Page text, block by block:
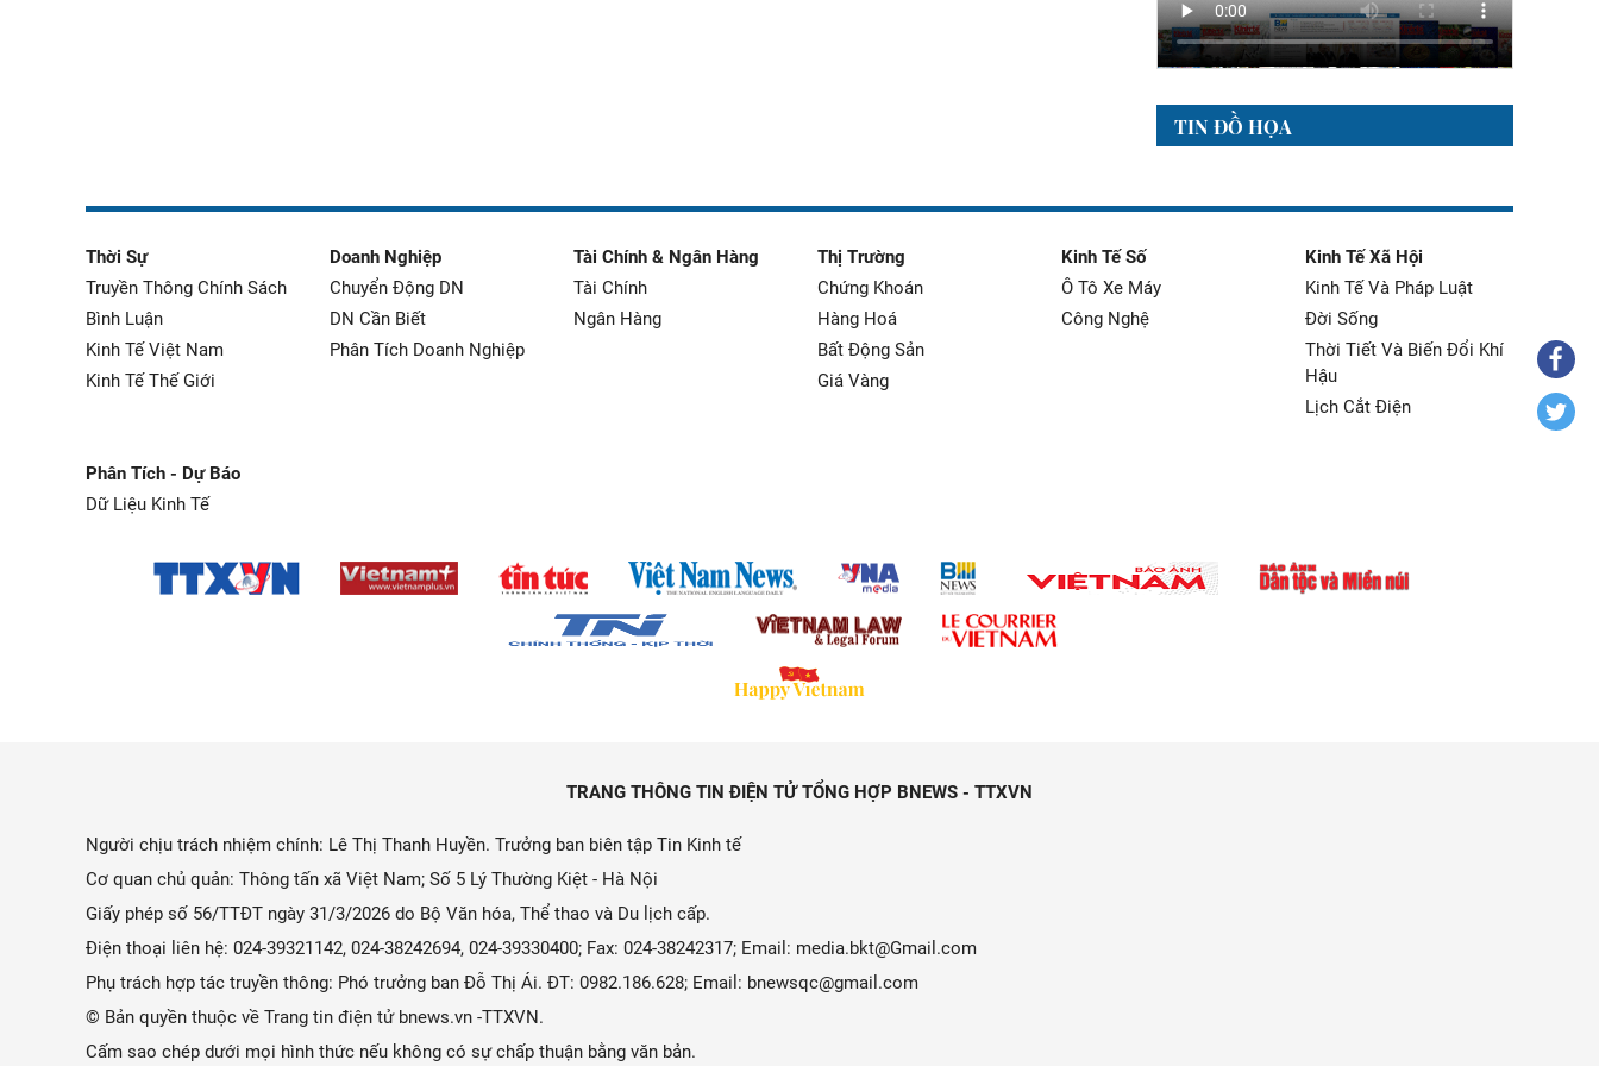
TIN ĐỒ HỌA
Thời Sự
Truyền Thông Chính Sách
Bình Luận
Kinh Tế Việt Nam
Kinh Tế Thế Giới
Doanh Nghiệp
Chuyển Động DN
DN Cần Biết
Phân Tích Doanh Nghiệp
Tài Chính & Ngân Hàng
Tài Chính
Ngân Hàng
Thị Trường
Chứng Khoán
Hàng Hoá
Bất Động Sản
Giá Vàng
Kinh Tế Số
Ô Tô Xe Máy
Công Nghệ
Kinh Tế Xã Hội
Kinh Tế Và Pháp Luật
Đời Sống
Thời Tiết Và Biến Đổi Khí
Hậu
Lịch Cắt Điện
Phân Tích - Dự Báo
Dữ Liệu Kinh Tế
TRANG THÔNG TIN ĐIỆN TỬ TỔNG HỢP BNEWS - TTXVN
Người chịu trách nhiệm chính: Lê Thị Thanh Huyền. Trưởng ban biên tập Tin Kinh tế
Cơ quan chủ quản: Thông tấn xã Việt Nam; Số 5 Lý Thường Kiệt - Hà Nội
Giấy phép số 56/TTĐT ngày 31/3/2026 do Bộ Văn hóa, Thể thao và Du lịch cấp.
Điện thoại liên hệ: 024-39321142, 024-38242694, 024-39330400; Fax: 024-38242317; Email: media.bkt@Gmail.com
Phụ trách hợp tác truyền thông: Phó trưởng ban Đỗ Thị Ái. ĐT: 0982.186.628; Email: bnewsqc@gmail.com
© Bản quyền thuộc về Trang tin điện tử bnews.vn -TTXVN.
Cấm sao chép dưới mọi hình thức nếu không có sự chấp thuận bằng văn bản.